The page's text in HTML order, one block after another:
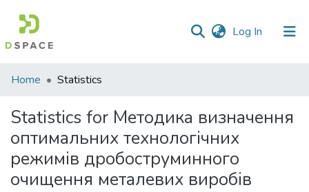
Log In (current)
Communities
Collections
All of DSpace
Home Statistics
Statistics for Методика визначення
оптимальних технологічних
режимів дробоструминного
очищення металевих виробів